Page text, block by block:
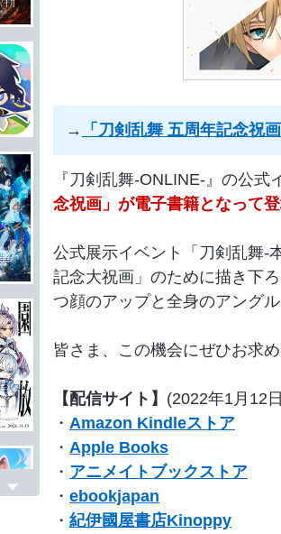
→ 「刀剣乱舞 五周年記念祝
『刀剣乱舞-ONLINE-』の公式
念祝画」が電子書籍となって
公式展示イベント「刀剣乱舞-
記念大祝画」のために描き下
つ顔のアップと全身のアング
皆さま、この機会にぜひお求
【配信サイト】 (2022年1月12
・ Amazon Kindleストア
・ Apple Books
・ アニメイトブックストア
・ ebookjapan
・ 紀伊國屋書店Kinoppy